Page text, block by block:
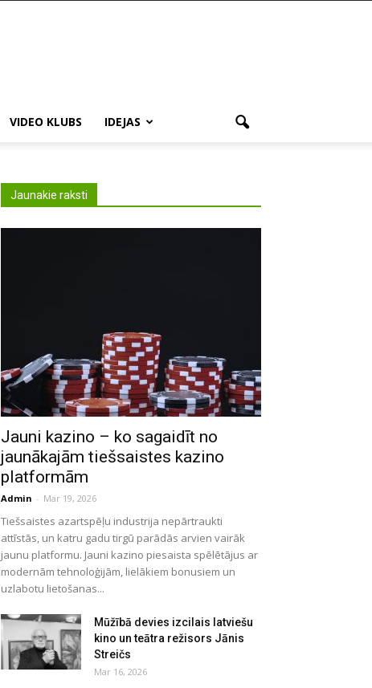
VIDEO KLUBS IDEJAS
Jaunakie raksti
Jauni kazino – ko sagaidīt no
jaunākajām tiešsaistes kazino
platformām
Admin - Mar 19, 2026
Tiešsaistes azartspēļu industrija nepārtraukti
attīstās, un katru gadu tirgū parādās arvien vairāk
jaunu platformu. Jauni kazino piesaista spēlētājus ar
modernām tehnoloģijām, lielākiem bonusiem un
uzlabotu lietošanas...
Mūžībā devies izcilais latviešu
kino un teātra režisors Jānis
Streičs
Mar 16, 2026